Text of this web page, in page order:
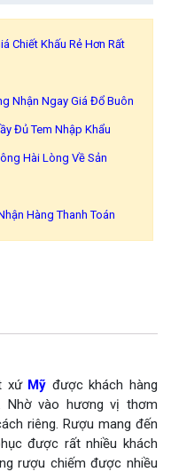
Chiết Khấu Rẻ Hơn Rất
Nhận Ngay Giá Đổ Buôn
Đủ Tem Nhập Khẩu
Hài Lòng Về Sản
Hàng Thanh Toán
xứ Mỹ được khách hàng
Nhờ vào hương vị thơm
riêng. Rượu mang đến
được rất nhiều khách
rượu chiếm được nhiều